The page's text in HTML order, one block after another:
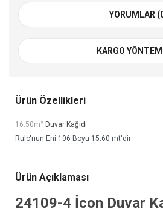
YORUMLAR
KARGO
Ürün Özellikleri
16.50m² Duvar Kağıdı
Rulo'nun Eni 106 Boyu 15.60 mt'dir
Ürün Açıklaması
24109-4 İcon Duvar